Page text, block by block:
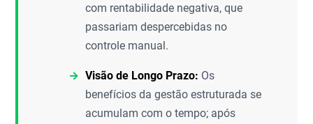
com rentabilidade negativa, que
passariam despercebidas no
controle manual.
Visão de Longo Prazo: Os
benefícios da gestão estruturada se
acumulam com o tempo; após